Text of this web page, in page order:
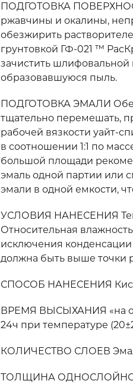
ПОДГОТОВКА
ржавчины и окалины,
обезжирить
грунтовкой ГФ-021 ™
зачистить шлифовальной
образовавшуюся пыль.
ПОДГОТОВКА ЭМАЛИ
тщательно перемешать,
рабочей вязкости уайт-
в соотношении 1:1 по
большой площади
эмаль одной партии или
эмали в одной емкости,
УСЛОВИЯ НАНЕСЕНИЯ
Относительная
исключения конденсации
должна быть выше точки
СПОСОБ НАНЕСЕНИЯ
ВРЕМЯ ВЫСЫХАНИЯ «на
24ч при температуре
КОЛИЧЕСТВО СЛОЕВ
ТОЛЩИНА